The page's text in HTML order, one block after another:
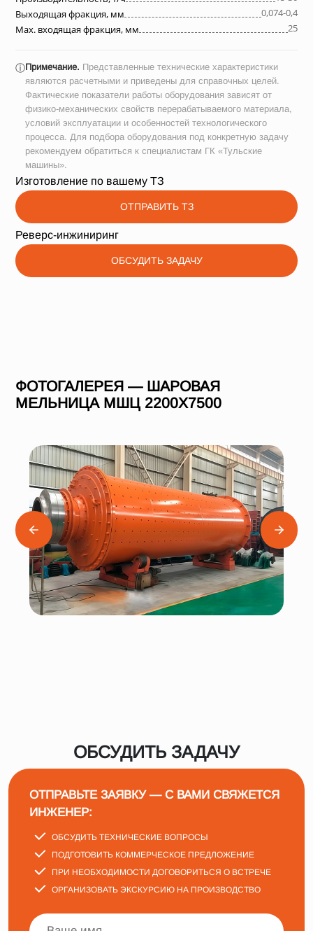
Выходящая фракция, мм
0,074-0,4
Max. входящая фракция, мм
25
ⓘПримечание. Представленные технические характеристики
являются расчетными и приведены для справочных целей.
Фактические показатели работы оборудования зависят от
физико-механических свойств перерабатываемого материала,
условий эксплуатации и особенностей технологического
процесса. Для подбора оборудования под конкретную задачу
рекомендуем обратиться к специалистам ГК «Тульские
машины».
Изготовление по вашему ТЗ
ОТПРАВИТЬ ТЗ
Реверс-инжиниринг
ОБСУДИТЬ ЗАДАЧУ
ФОТОГАЛЕРЕЯ — ШАРОВАЯ
МЕЛЬНИЦА МШЦ 2200Х7500
ОБСУДИТЬ ЗАДАЧУ
ОТПРАВЬТЕ ЗАЯВКУ — С ВАМИ СВЯЖЕТСЯ
ИНЖЕНЕР:
ОБСУДИТЬ ТЕХНИЧЕСКИЕ ВОПРОСЫ
ПОДГОТОВИТЬ КОММЕРЧЕСКОЕ ПРЕДЛОЖЕНИЕ
ПРИ НЕОБХОДИМОСТИ ДОГОВОРИТЬСЯ О ВСТРЕЧЕ
ОРГАНИЗОВАТЬ ЭКСКУРСИЮ НА ПРОИЗВОДСТВО